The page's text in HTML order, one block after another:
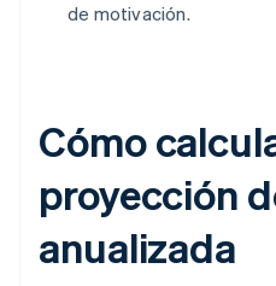
de motivación.
Cómo
proyección
anualizada